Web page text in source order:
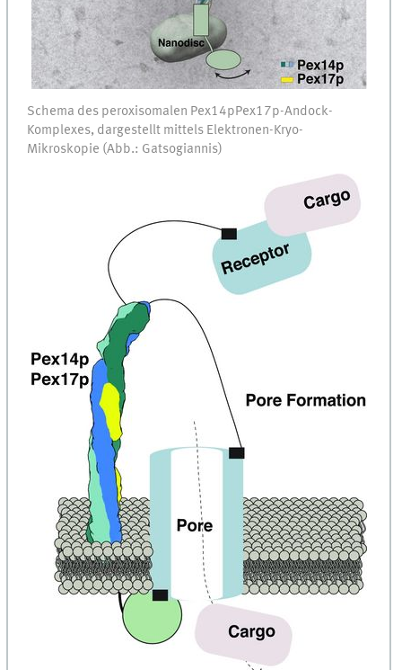
Schema des peroxisomalen Pex14pPex17p-Andock-
Komplexes, dargestellt mittels Elektronen-Kryo-
Mikroskopie (Abb.: Gatsogiannis)